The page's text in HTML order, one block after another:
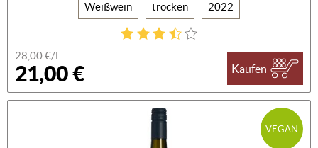
Weißwein trocken 2022
28,00 €/L
21,00 € Kaufen
VEGAN